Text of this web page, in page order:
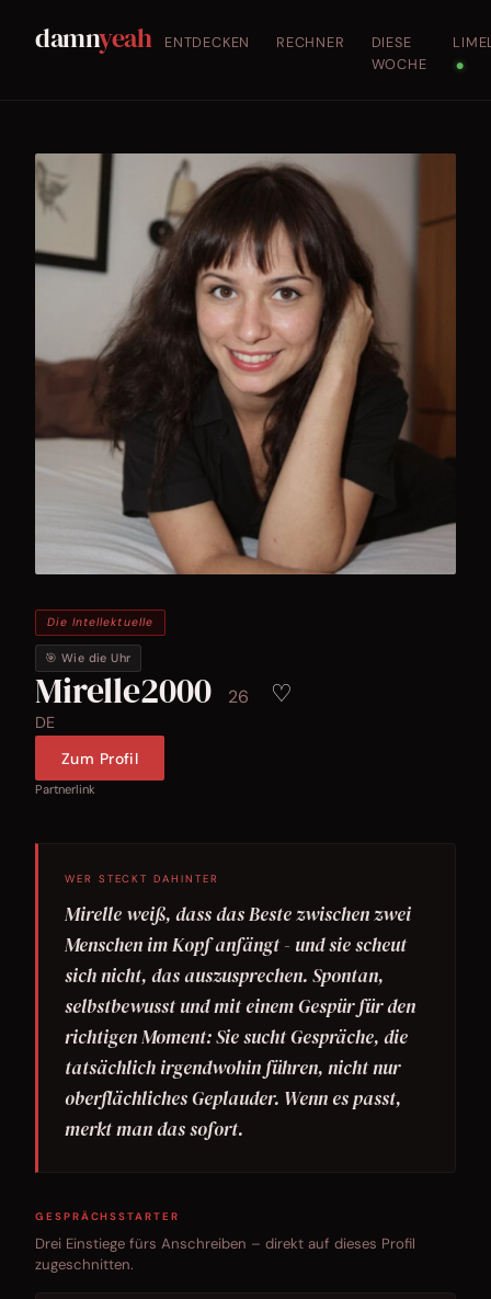
damnyeah ENTDECKEN RECHNER
DIESE
WOCHE
●
Die Intellektuelle
🎯 Wie die Uhr
Mirelle2000 26 ♡
DE
Zum Profil
Partnerlink
WER STECKT DAHINTER
Mirelle weiß, dass das Beste zwischen zwei
Menschen im Kopf anfängt - und sie scheut
sich nicht, das auszusprechen. Spontan,
selbstbewusst und mit einem Gespür für den
richtigen Moment: Sie sucht Gespräche, die
tatsächlich irgendwohin führen, nicht nur
oberflächliches Geplauder. Wenn es passt,
merkt man das sofort.
GESPRÄCHSSTARTER
Drei Einstiege fürs Anschreiben – direkt auf dieses Profil
zugeschnitten.